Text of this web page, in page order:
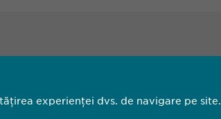
experienței dvs. de navigare pe site.